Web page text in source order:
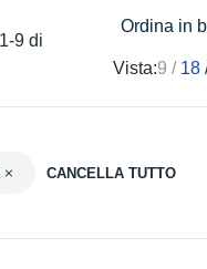
9 di
Vista:9 18
CANCELLA TUTTO